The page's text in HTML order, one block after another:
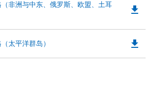
非洲与中东、俄罗斯、欧盟、土耳
file_download
太平洋群岛） file_download